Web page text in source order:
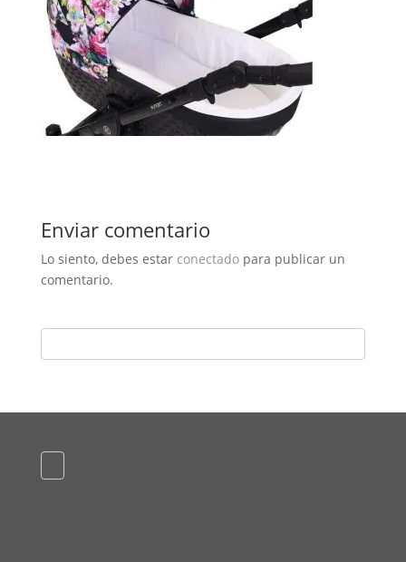
Enviar comentario
Lo siento, debes estar conectadopara publicar un
comentario.